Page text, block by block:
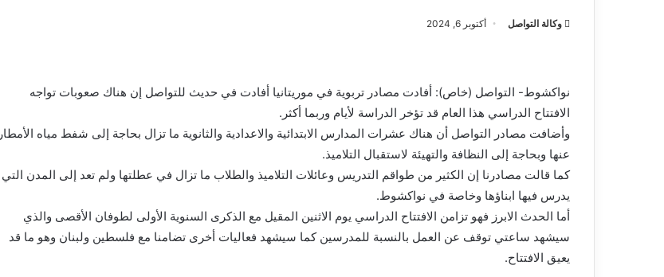
وكالة التواصل أكتوبر 6, 2024
نواكشوط- التواصل (خاص): أفادت مصادر تربوية في موريتانيا أفادت في حديث للتواصل إن هناك صعوبات تواجه
الافتتاح الدراسي هذا العام قد تؤخر الدراسة لأيام وربما أكثر.
وأضافت مصادر التواصل أن هناك عشرات المدارس الابتدائية والاعدادية والثانوية ما تزال بحاجة إلى شفط مياه الأمطار
عنها وبحاجة إلى النظافة والتهيئة لاستقبال التلاميذ.
كما قالت مصادرنا إن الكثير من طواقم التدريس وعائلات التلاميذ والطلاب ما تزال في عطلتها ولم تعد إلى المدن التي
يدرس فيها ابناؤها وخاصة في نواكشوط.
أما الحدث الابرز فهو تزامن الافتتاح الدراسي يوم الاثنين المقيل مع الذكرى السنوية الأولى لطوفان الأقصى والذي
سيشهد ساعتي توقف عن العمل بالنسبة للمدرسين كما سيشهد فعاليات أخرى تضامنا مع فلسطين ولبنان وهو ما قد
يعيق الافتتاح.